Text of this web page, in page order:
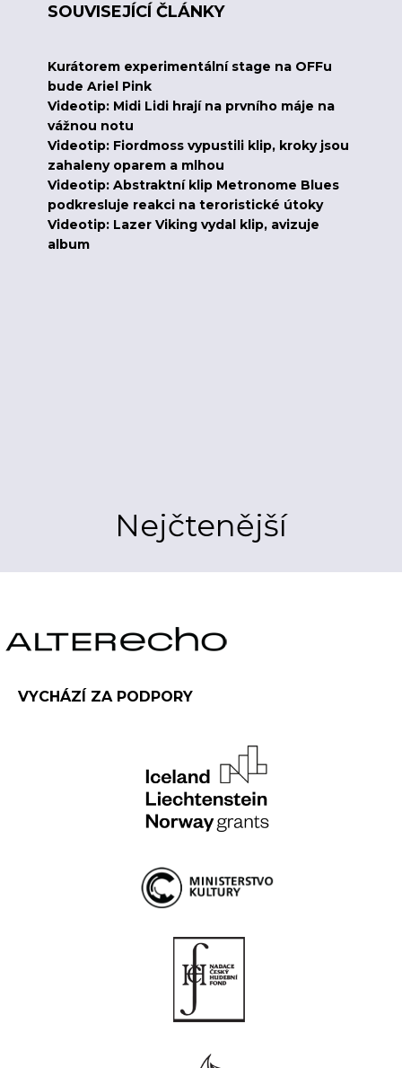
SOUVISEJÍCÍ ČLÁNKY
Kurátorem experimentální stage na OFFu
bude Ariel Pink
Videotip: Midi Lidi hrají na prvního máje na
vážnou notu
Videotip: Fiordmoss vypustili klip, kroky jsou
zahaleny oparem a mlhou
Videotip: Abstraktní klip Metronome Blues
podkresluje reakci na teroristické útoky
Videotip: Lazer Viking vydal klip, avizuje
album
Nejčtenější
VYCHÁZÍ ZA PODPORY